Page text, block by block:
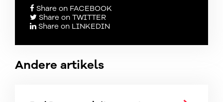
Share on FACEBOOK
Share on TWITTER
Share on LINKEDIN
Andere artikels